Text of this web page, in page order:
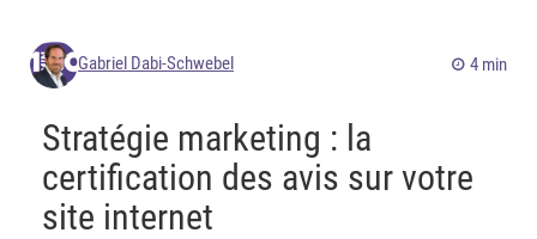
Gabriel Dabi-Schwebel 4 min
Stratégie marketing : la
certification des avis sur votre
site internet